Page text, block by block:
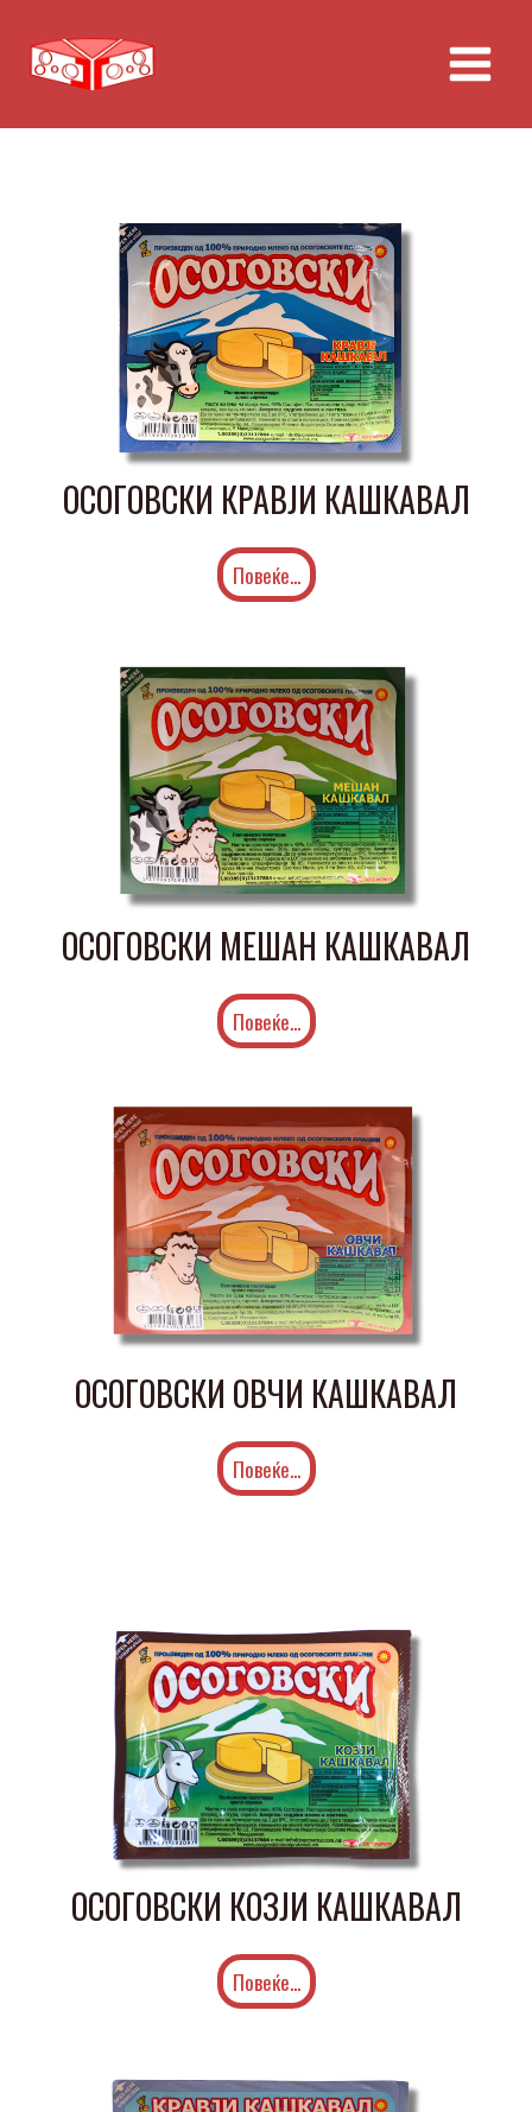
content
ОСОГОВСКИ КРАВЈИ КАШКАВАЛ
Повеќе...
ОСОГОВСКИ МЕШАН КАШКАВАЛ
Повеќе...
ОСОГОВСКИ ОВЧИ КАШКАВАЛ
Повеќе...
ОСОГОВСКИ КОЗЈИ КАШКАВАЛ
Повеќе...